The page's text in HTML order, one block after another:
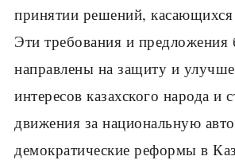
принятии решений,
Эти требования и предложения
направлены на защиту и
интересов казахского народа и
движения за национальную
демократические реформы в